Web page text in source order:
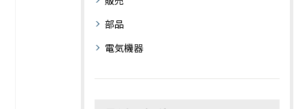
部品
電気機器